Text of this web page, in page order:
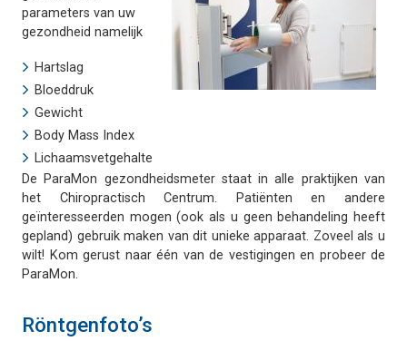
parameters van uw
gezondheid namelijk
Hartslag
Bloeddruk
Gewicht
Body Mass Index
Lichaamsvetgehalte
De ParaMon gezondheidsmeter staat in alle praktijken van
het Chiropractisch Centrum. Patiënten en andere
geïnteresseerden mogen (ook als u geen behandeling heeft
gepland) gebruik maken van dit unieke apparaat. Zoveel als u
wilt! Kom gerust naar één van de vestigingen en probeer de
ParaMon.
Röntgenfoto’s